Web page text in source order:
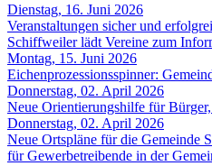
Dienstag, 16. Juni 2026
Veranstaltungen sicher und
Schiffweiler lädt Vereine zum
Montag, 15. Juni 2026
Eichenprozessionsspinner:
Donnerstag, 02. April 2026
Neue Orientierungshilfe für
Donnerstag, 02. April 2026
Neue Ortspläne für die Gemeinde
für Gewerbetreibende in der